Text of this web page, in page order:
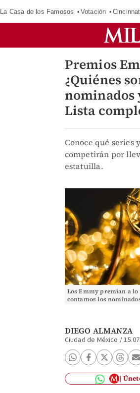
La Casa de los Famosos Votación
Premios
¿Quiénes
nominados
Lista
Conoce qué series
competirán por
estatuilla.
Los Emmy premian a
contamos los
DIEGO ALMANZA
Ciudad de México /